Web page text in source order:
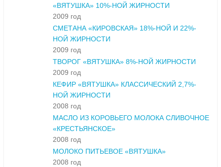
«ВЯТУШКА» 10%-НОЙ ЖИРНОСТИ
2009 год
СМЕТАНА «КИРОВСКАЯ» 18%-НОЙ И 22%-
НОЙ ЖИРНОСТИ
2009 год
ТВОРОГ «ВЯТУШКА» 8%-НОЙ ЖИРНОСТИ
2009 год
КЕФИР «ВЯТУШКА» КЛАССИЧЕСКИЙ 2,7%-
НОЙ ЖИРНОСТИ
2008 год
МАСЛО ИЗ КОРОВЬЕГО МОЛОКА СЛИВОЧНОЕ
«КРЕСТЬЯНСКОЕ»
2008 год
МОЛОКО ПИТЬЕВОЕ «ВЯТУШКА»
2008 год